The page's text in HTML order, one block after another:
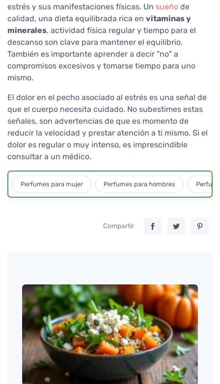
estrés y sus manifestaciones físicas. Un sueño de
calidad, una dieta equilibrada rica en vitaminas y
minerales, actividad física regular y tiempo para el
descanso son clave para mantener el equilibrio.
También es importante aprender a decir "no" a
compromisos excesivos y tomarse tiempo para uno
mismo.
El dolor en el pecho asociado al estrés es una señal de
que el cuerpo necesita cuidado. No subestimes estas
señales, son advertencias de que es momento de
reducir la velocidad y prestar atención a ti mismo. Si el
dolor es regular o muy intenso, es imprescindible
consultar a un médico.
Perfumes para mujer Perfumes para hombres
Compartir